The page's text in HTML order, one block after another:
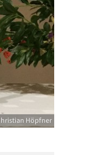
Höpfner